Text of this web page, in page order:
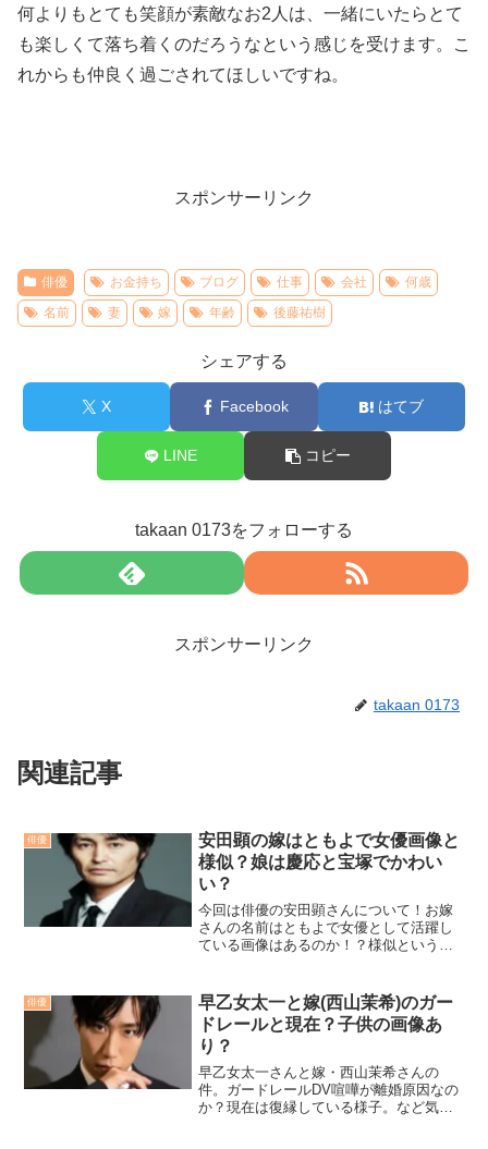
何よりもとても笑顔が素敵なお2人は、一緒にいたらとて
も楽しくて落ち着くのだろうなという感じを受けます。こ
れからも仲良く過ごされてほしいですね。
スポンサーリンク
俳優 お金持ち ブログ 仕事 会社
何歳
名前
妻 嫁 年齢 後藤祐樹
シェアする
X Facebook はてブ
LINE コピー
takaan 0173をフォローする
スポンサーリンク
takaan 0173
関連記事
俳優
安田顕の嫁はともよで女優画像と
様似？娘は慶応と宝塚でかわい
い？
今回は俳優の安田顕さんについて！お嫁
さんの名前はともよで女優として活躍し
ている画像はあるのか！？様似というワ
チ！
俳優
早乙女太一と嫁(西山茉希)のガー
ドレールと現在？子供の画像あ
り？
早乙女太一さんと嫁・西山茉希さんの
件。ガードレールDV喧嘩が離婚原因なの
か？現在は復縁している様子。など気に